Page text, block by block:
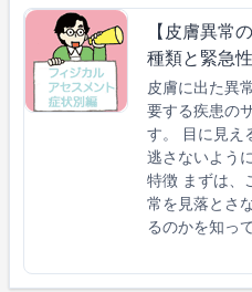
【皮膚異常
種類と緊急
皮膚に出た異
要する疾患の
す。 目に見え
逃さないよう
特徴 まずは、
常を見落とさ
るのかを知っ